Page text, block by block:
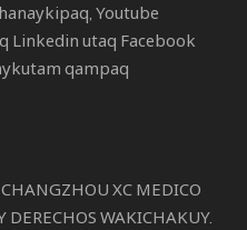
Youtube
Linkedin utaq Facebook
qampaq
CHANGZHOU XC MEDICO
DERECHOS WAKICHAKUY.